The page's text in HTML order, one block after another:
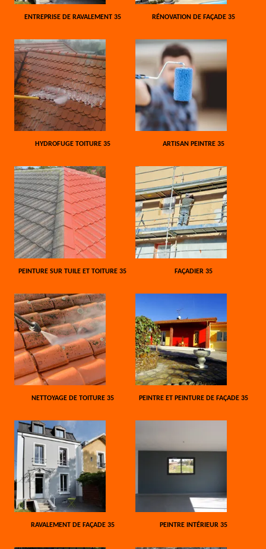
ENTREPRISE DE RAVALEMENT 35 RÉNOVATION DE FAÇADE 35
HYDROFUGE TOITURE 35 ARTISAN PEINTRE 35
PEINTURE SUR TUILE ET TOITURE 35 FAÇADIER 35
NETTOYAGE DE TOITURE 35 PEINTRE ET PEINTURE DE FAÇADE 35
RAVALEMENT DE FAÇADE 35 PEINTRE INTÉRIEUR 35